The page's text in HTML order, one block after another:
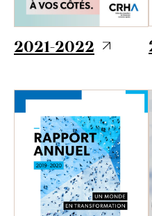
2021-2022